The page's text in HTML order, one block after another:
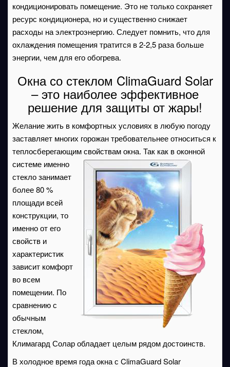
кондиционировать помещение. Это не только сохраняет
ресурс кондиционера, но и существенно снижает
расходы на электроэнергию. Следует помнить, что для
охлаждения помещения тратится в 2-2,5 раза больше
энергии, чем для его обогрева.
Окна со стеклом ClimaGuard Solar
– это наиболее эффективное
решение для защиты от жары!
Желание жить в комфортных условиях в любую погоду
заставляет многих горожан требовательнее относиться к
теплосберегающим свойствам окна. Так как в оконной
системе именно
стекло занимает
более 80 %
площади всей
конструкции, то
именно от его
свойств и
характеристик
зависит комфорт
во всем
помещении. По
сравнению с
обычным
стеклом,
Климагард Солар обладает целым рядом достоинств.
В холодное время года окна с ClimaGuard Solar